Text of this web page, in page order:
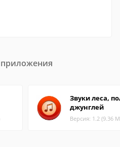
Звуки леса,
джунглей
Версия: 1.2 (9.36